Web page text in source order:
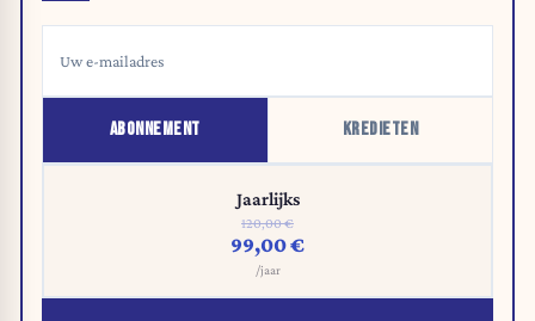
ABONNEMENT KREDIETEN
Jaarlijks
120,00 €
99,00 €
/jaar